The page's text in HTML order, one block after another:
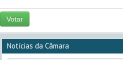
Votar
Notícias da Câmara